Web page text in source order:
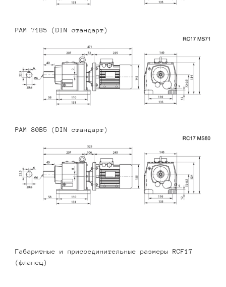
PAM 71B5 (DIN стандарт)
PAM 80B5 (DIN стандарт)
Габаритные и присоединительные размеры RCF17
(фланец)